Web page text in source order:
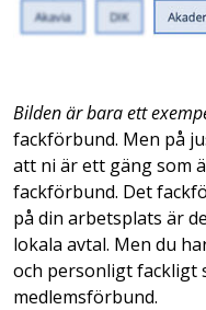
Bilden är bara ett
fackförbund. Men på
att ni är ett gäng som
fackförbund. Det
på din arbetsplats är
lokala avtal. Men du
och personligt fackligt
medlemsförbund.